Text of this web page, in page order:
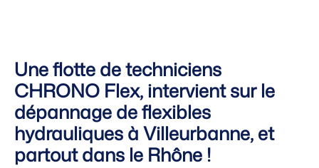
Une flotte de techniciens
CHRONO Flex, intervient sur le
dépannage de flexibles
hydrauliques à Villeurbanne, et
partout dans le Rhône !